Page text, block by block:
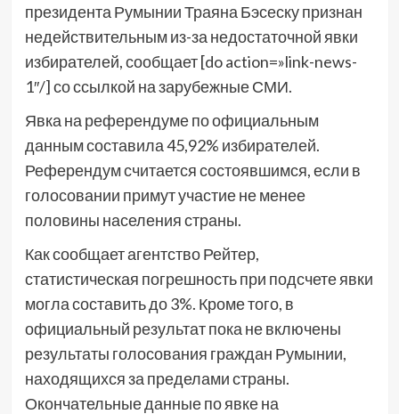
президента Румынии Траяна Бэсеску признан
недействительным из-за недостаточной явки
избирателей, сообщает [do action=»link-news-
1″/] со ссылкой на зарубежные СМИ.
Явка на референдуме по официальным
данным составила 45,92% избирателей.
Референдум считается состоявшимся, если в
голосовании примут участие не менее
половины населения страны.
Как сообщает агентство Рейтер,
статистическая погрешность при подсчете явки
могла составить до 3%. Кроме того, в
официальный результат пока не включены
результаты голосования граждан Румынии,
находящихся за пределами страны.
Окончательные данные по явке на